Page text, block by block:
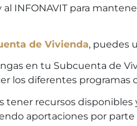
INFONAVIT para
de Vivienda, puedes
en tu Subcuenta de
los diferentes programas
tener recursos
aportaciones por